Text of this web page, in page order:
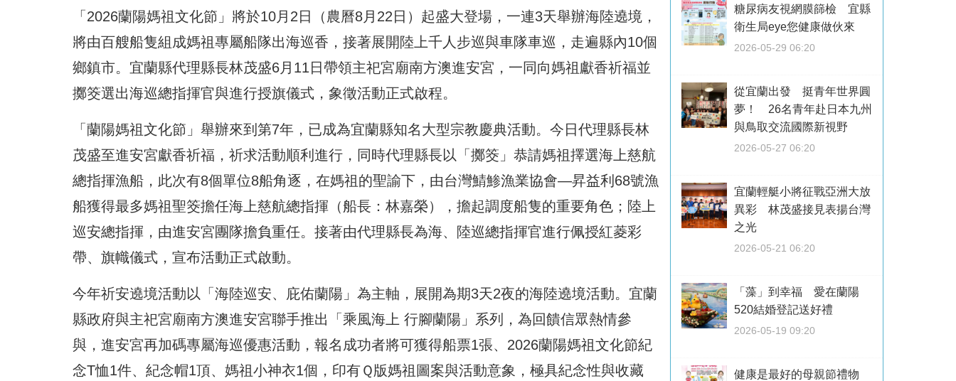
「2026蘭陽媽祖文化節」將於10月2日（農曆8月22日）起盛大登場，一連3天舉辦海陸遶境，
將由百艘船隻組成媽祖專屬船隊出海巡香，接著展開陸上千人步巡與車隊車巡，走遍縣內10個
鄉鎮市。宜蘭縣代理縣長林茂盛6月11日帶領主祀宮廟南方澳進安宮，一同向媽祖獻香祈福並
擲筊選出海巡總指揮官與進行授旗儀式，象徵活動正式啟程。
「蘭陽媽祖文化節」舉辦來到第7年，已成為宜蘭縣知名大型宗教慶典活動。今日代理縣長林
茂盛至進安宮獻香祈福，祈求活動順利進行，同時代理縣長以「擲筊」恭請媽祖擇選海上慈航
總指揮漁船，此次有8個單位8船角逐，在媽祖的聖諭下，由台灣鯖鯵漁業協會—昇益利68號漁
船獲得最多媽祖聖筊擔任海上慈航總指揮（船長：林嘉榮），擔起調度船隻的重要角色；陸上
巡安總指揮，由進安宮團隊擔負重任。接著由代理縣長為海、陸巡總指揮官進行佩授紅菱彩
帶、旗幟儀式，宣布活動正式啟動。
今年祈安遶境活動以「海陸巡安、庇佑蘭陽」為主軸，展開為期3天2夜的海陸遶境活動。宜蘭
縣政府與主祀宮廟南方澳進安宮聯手推出「乘風海上 行腳蘭陽」系列，為回饋信眾熱情參
與，進安宮再加碼專屬海巡優惠活動，報名成功者將可獲得船票1張、2026蘭陽媽祖文化節紀
念T恤1件、紀念帽1頂、媽祖小神衣1個，印有Ｑ版媽祖圖案與活動意象，極具紀念性與收藏
糖尿病友視網膜篩檢 宜縣
衛生局eye您健康做伙來
2026-05-29 06:20
從宜蘭出發 挺青年世界圓
夢！ 26名青年赴日本九州
與鳥取交流國際新視野
2026-05-27 06:20
宜蘭輕艇小將征戰亞洲大放
異彩 林茂盛接見表揚台灣
之光
2026-05-21 06:20
「藻」到幸福 愛在蘭陽
520結婚登記送好禮
2026-05-19 09:20
健康是最好的母親節禮物